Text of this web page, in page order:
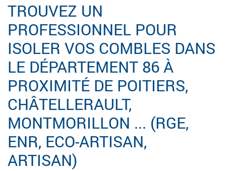
TROUVEZ UN
PROFESSIONNEL POUR
ISOLER VOS COMBLES DANS
LE DÉPARTEMENT 86 À
PROXIMITÉ DE POITIERS,
CHÂTELLERAULT,
MONTMORILLON ... (RGE,
ENR, ECO-ARTISAN,
ARTISAN)